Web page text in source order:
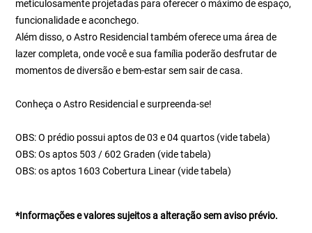
meticulosamente projetadas para oferecer o máximo de espaço,
funcionalidade e aconchego.
Além disso, o Astro Residencial também oferece uma área de
lazer completa, onde você e sua família poderão desfrutar de
momentos de diversão e bem-estar sem sair de casa.
Conheça o Astro Residencial e surpreenda-se!
OBS: O prédio possui aptos de 03 e 04 quartos (vide tabela)
OBS: Os aptos 503 / 602 Graden (vide tabela)
OBS: os aptos 1603 Cobertura Linear (vide tabela)
*Informações e valores sujeitos a alteração sem aviso prévio.